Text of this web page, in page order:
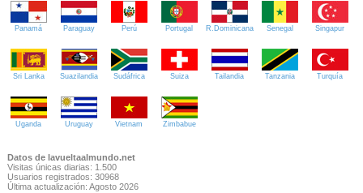
Panamá Paraguay Perú Portugal R.Dominicana Senegal Singapur
Sri Lanka Suazilandia Sudáfrica Suiza Tailandia Tanzania Turquía
Uganda Uruguay Vietnam Zimbabue
Datos de lavueltaalmundo.net
Visitas únicas diarias: 1.500
Usuarios registrados: 30968
Última actualización: Agosto 2026